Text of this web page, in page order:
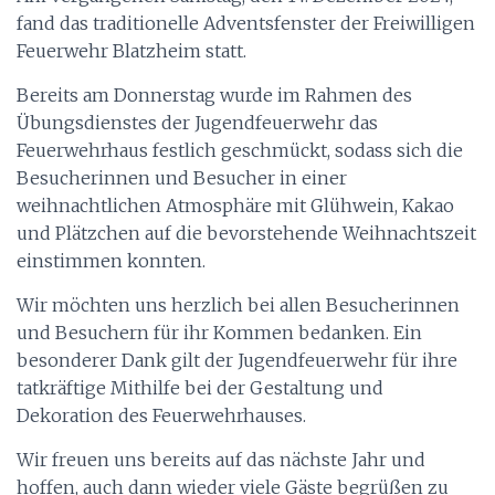
fand das traditionelle Adventsfenster der Freiwilligen
Feuerwehr Blatzheim statt.
Bereits am Donnerstag wurde im Rahmen des
Übungsdienstes der Jugendfeuerwehr das
Feuerwehrhaus festlich geschmückt, sodass sich die
Besucherinnen und Besucher in einer
weihnachtlichen Atmosphäre mit Glühwein, Kakao
und Plätzchen auf die bevorstehende Weihnachtszeit
einstimmen konnten.
Wir möchten uns herzlich bei allen Besucherinnen
und Besuchern für ihr Kommen bedanken. Ein
besonderer Dank gilt der Jugendfeuerwehr für ihre
tatkräftige Mithilfe bei der Gestaltung und
Dekoration des Feuerwehrhauses.
Wir freuen uns bereits auf das nächste Jahr und
hoffen, auch dann wieder viele Gäste begrüßen zu